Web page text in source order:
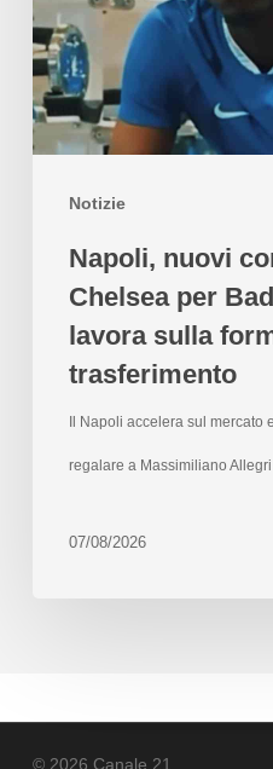
Notizie
Napoli, nuovi
Chelsea per
lavora sulla
trasferimento
Il Napoli accelera sul
regalare a Massimiliano
07/08/2026
© 2026 Canale 21.